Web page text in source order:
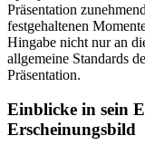
Präsentation
festgehaltenen
Hingabe nicht nur an
allgemeine Standards
Präsentation.
Einblicke in sein
Erscheinungsbild